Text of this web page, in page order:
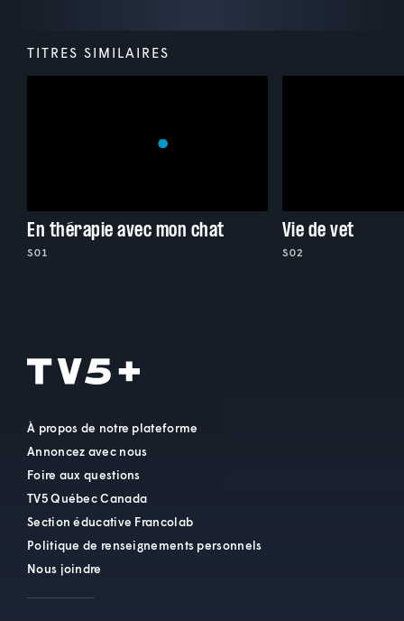
TITRES SIMILAIRES
En thérapie avec mon chat
S01
Vie de vet
S02
À propos de notre plateforme
Annoncez avec nous
Foire aux questions
TV5 Québec Canada
Section éducative Francolab
Politique de renseignements personnels
Nous joindre